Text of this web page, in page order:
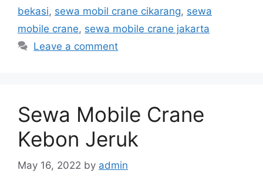
bekasi, sewa mobil crane cikarang, sewa
mobile crane, sewa mobile crane jakarta
Leave a comment
Sewa Mobile Crane
Kebon Jeruk
May 16, 2022 by admin